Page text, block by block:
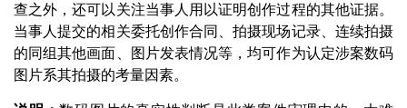
查之外，还可以关注当事人用以证明创作过程的其他证据。
当事人提交的相关委托创作合同、拍摄现场记录、连续拍摄
的同组其他画面、图片发表情况等，均可作为认定涉案数码
图片系其拍摄的考量因素。